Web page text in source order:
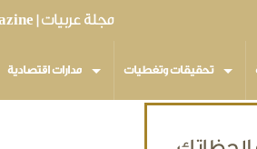
مجلة عربيات | Arabiyat Magazine
مدارات اقتصادية تحقيقات وتغطيات